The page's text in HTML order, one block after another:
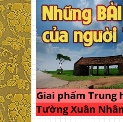
Giai phẩm Trung
Tường Xuân